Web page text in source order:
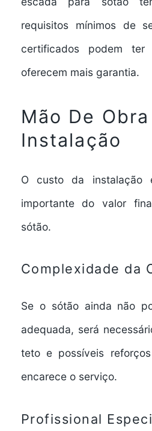
requisitos mínimos de
certificados podem ter
oferecem mais garantia.
Mão De Obra
Instalação
O custo da instalação
importante do valor
sótão.
Complexidade da
Se o sótão ainda não
adequada, será
teto e possíveis
encarece o serviço.
Profissional